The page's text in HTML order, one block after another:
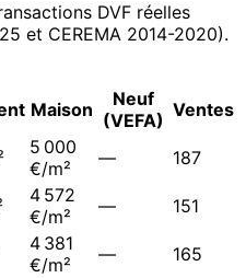
DVF réelles
et CEREMA 2014-2020).
Maison
Neuf
(VEFA) Ventes
5 000
€/m²
— 187
4 572
€/m²
— 151
4 381
€/m²
— 165